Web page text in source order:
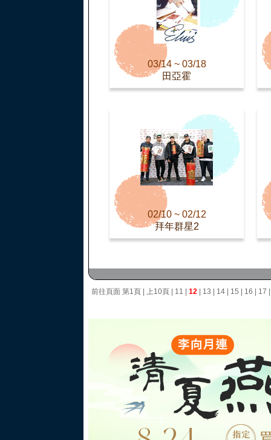
03/14 ~ 03/18
田亞霍
02/10 ~ 02/12
拜年群星2
前往頁面 第1頁 上10頁 11 12 13 14 15 16 17